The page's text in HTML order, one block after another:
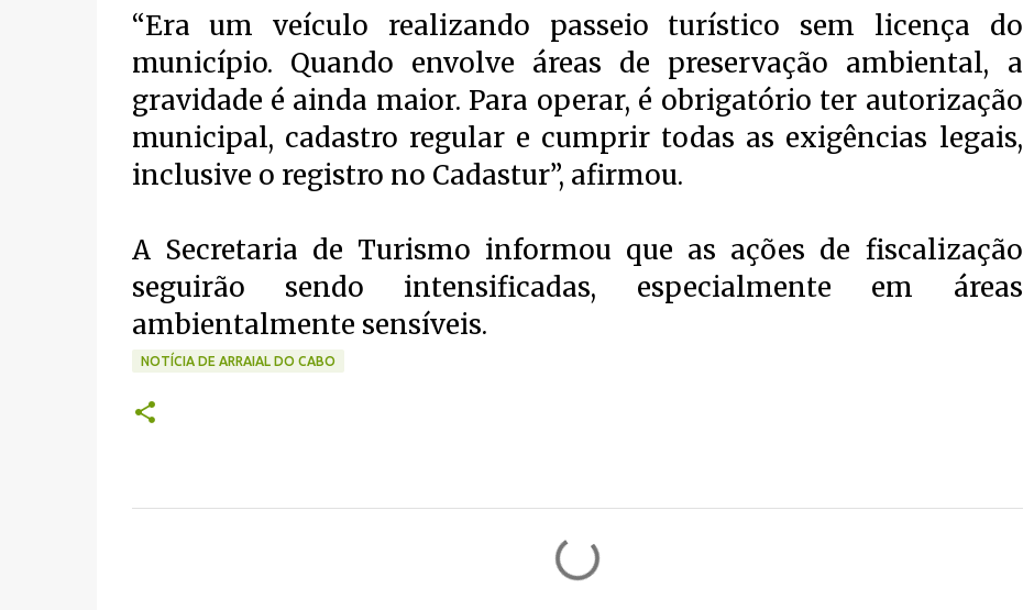
“Era um veículo realizando passeio turístico sem licença do
município. Quando envolve áreas de preservação ambiental, a
gravidade é ainda maior. Para operar, é obrigatório ter autorização
municipal, cadastro regular e cumprir todas as exigências legais,
inclusive o registro no Cadastur”, afirmou.
A Secretaria de Turismo informou que as ações de fiscalização
seguirão sendo intensificadas, especialmente em áreas
ambientalmente sensíveis.
NOTÍCIA DE ARRAIAL DO CABO